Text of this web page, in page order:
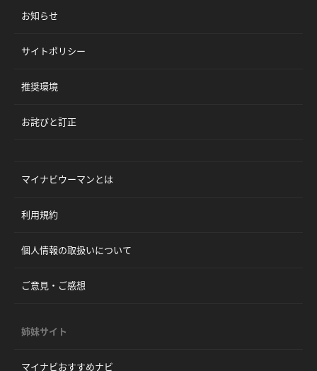
お知らせ
サイトポリシー
推奨環境
お詫びと訂正
マイナビウーマンとは
利用規約
個人情報の取扱いについて
ご意見・ご感想
姉妹サイト
マイナビおすすめナビ